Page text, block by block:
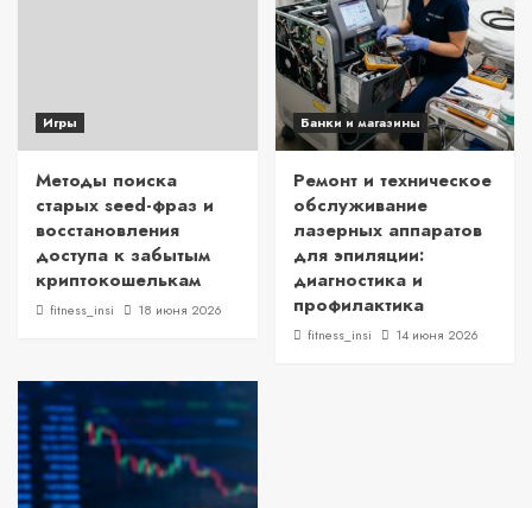
Игры
Методы поиска
старых seed-фраз и
восстановления
доступа к забытым
криптокошелькам
fitness_insi 18 июня 2026
Банки и магазины
Ремонт и техническое
обслуживание
лазерных аппаратов
для эпиляции:
диагностика и
профилактика
fitness_insi 14 июня 2026